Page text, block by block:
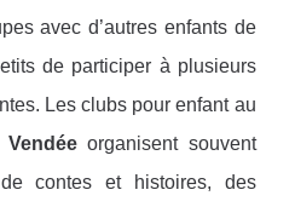
avec d’autres enfants de
de participer à plusieurs
Les clubs pour enfant au
organisent souvent
contes et histoires, des